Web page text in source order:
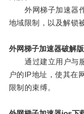
外网梯子加速器作
地域限制，以及解锁
外网梯子加速器破解版
通过建立用户与服
户的IP地址，使其在
限制的束缚。